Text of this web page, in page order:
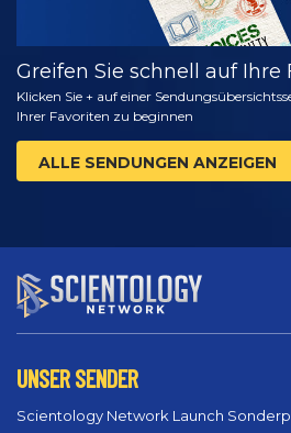
Greifen Sie schnell auf Ihre
Klicken Sie + auf einer
Ihrer Favoriten zu beginnen
ALLE SENDUNGEN ANZEIGEN
UNSER SENDER
Scientology Network Launch